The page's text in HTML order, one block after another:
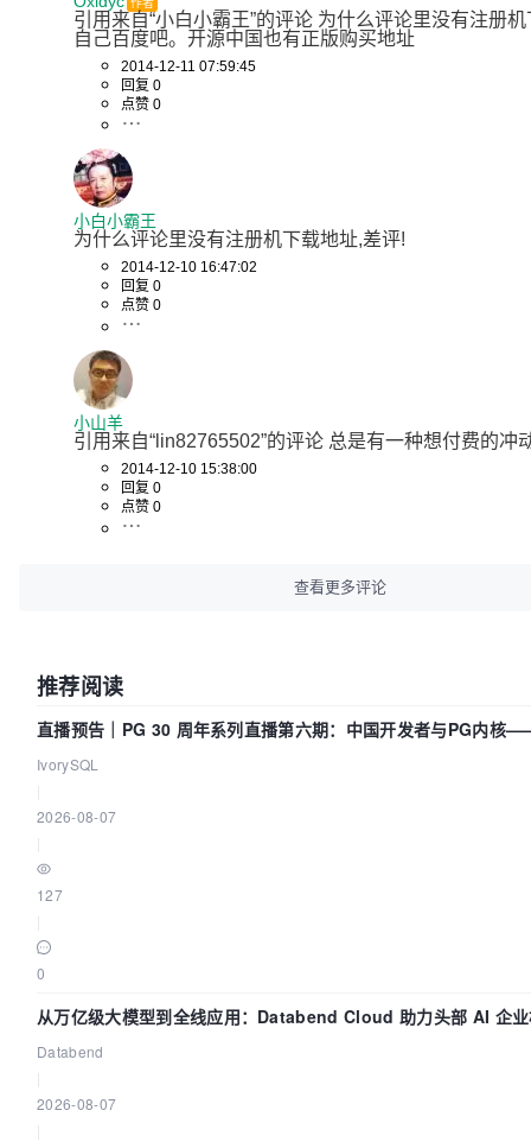
引用来自“小白小霸王”的评论 为什么评论里没有注册
自己百度吧。开源中国也有正版购买地址
2014-12-11 07:59:45
回复 0
点赞 0
小白小霸王
为什么评论里没有注册机下载地址,差评!
2014-12-10 16:47:02
回复 0
点赞 0
小山羊
引用来自“lin82765502”的评论 总是有一种想付费的冲
2014-12-10 15:38:00
回复 0
点赞 0
查看更多评论
推荐阅读
直播预告｜PG 30 周年系列直播第六期：中国开发者与PG内核
吗？我们贡献了什么？
IvorySQL
2026-08-07
127
0
从万亿级大模型到全线应用：Databend Cloud 助力头部 AI 企
Trace 数据管道
Databend
2026-08-07